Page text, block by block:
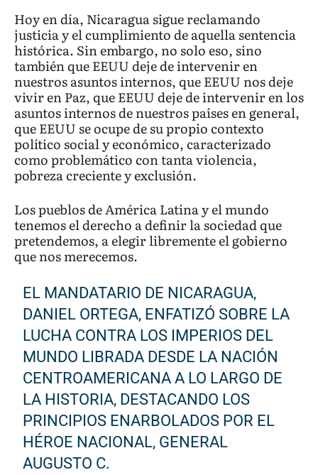
Hoy en día, Nicaragua sigue reclamando
justicia y el cumplimiento de aquella sentencia
histórica. Sin embargo, no solo eso, sino
también que EEUU deje de intervenir en
nuestros asuntos internos, que EEUU nos deje
vivir en Paz, que EEUU deje de intervenir en los
asuntos internos de nuestros países en general,
que EEUU se ocupe de su propio contexto
político social y económico, caracterizado
como problemático con tanta violencia,
pobreza creciente y exclusión.
Los pueblos de América Latina y el mundo
tenemos el derecho a definir la sociedad que
pretendemos, a elegir libremente el gobierno
que nos merecemos.
EL MANDATARIO DE NICARAGUA,
DANIEL ORTEGA, ENFATIZÓ SOBRE LA
LUCHA CONTRA LOS IMPERIOS DEL
MUNDO LIBRADA DESDE LA NACIÓN
CENTROAMERICANA A LO LARGO DE
LA HISTORIA, DESTACANDO LOS
PRINCIPIOS ENARBOLADOS POR EL
HÉROE NACIONAL, GENERAL
AUGUSTO C.